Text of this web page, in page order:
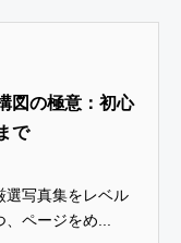
図の極意：初心
で
選写真集をレベル
ページをめ...